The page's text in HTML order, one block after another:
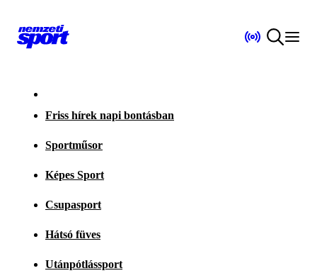
Friss hírek napi bontásban
Sportműsor
Képes Sport
Csupasport
Hátsó füves
Utánpótlássport